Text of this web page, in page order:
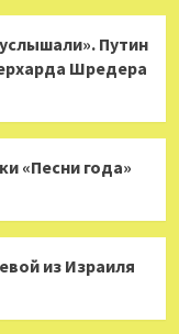
Путин
Шредера
«Песни года»
из Израиля